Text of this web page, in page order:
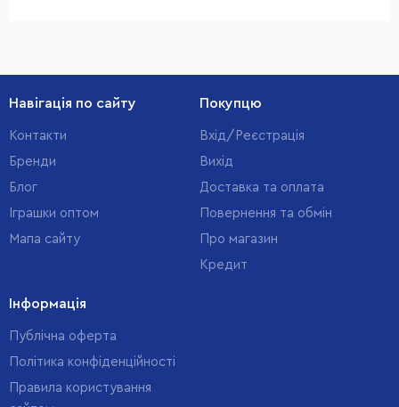
Навігація по сайту
Контакти
Бренди
Блог
Іграшки оптом
Мапа сайту
Покупцю
Вхід/Реєстрація
Вихід
Доставка та оплата
Повернення та обмін
Про магазин
Кредит
Інформація
Публічна оферта
Політика конфіденційності
Правила користування